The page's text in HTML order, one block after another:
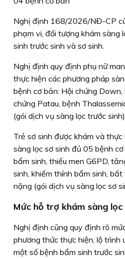
Nghị định 168/2026/NĐ-CP
phạm vi, đối tượng khám sàng
sinh trước sinh và sơ sinh.
Nghị định quy định phụ nữ
thực hiện các phương pháp
bệnh cơ bản: Hội chứng
chứng Patau, bệnh
(gói dịch vụ sàng lọc trước sinh).
Trẻ sơ sinh được khám và
sàng lọc sơ sinh đủ 05 bệnh
bẩm sinh, thiếu men G6PD,
sinh, khiếm thính bẩm sinh,
nặng (gói dịch vụ sàng lọc sơ
Mức hỗ trợ khám sàng lọc
Nghị định cũng quy định rõ
phương thức thực hiện, lộ trình
một số bệnh bẩm sinh trước